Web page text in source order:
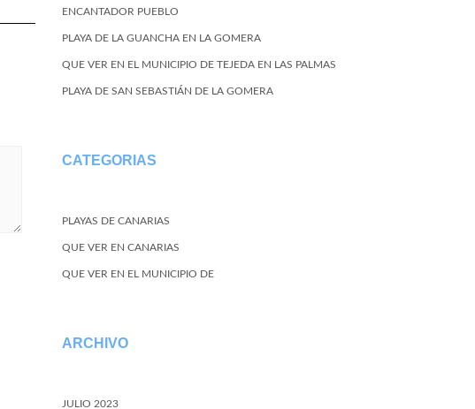
ENCANTADOR PUEBLO
PLAYA DE LA GUANCHA EN LA GOMERA
QUE VER EN EL MUNICIPIO DE TEJEDA EN LAS PALMAS
PLAYA DE SAN SEBASTIÁN DE LA GOMERA
CATEGORIAS
PLAYAS DE CANARIAS
QUE VER EN CANARIAS
QUE VER EN EL MUNICIPIO DE
ARCHIVO
JULIO 2023